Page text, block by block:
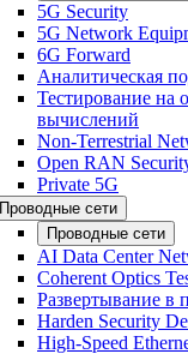
5G Security
5G Network
6G Forward
Аналитическая
Тестирование на
вычислений
Non-Terrestrial
Open RAN
Private 5G
Проводные сети
Проводные сети
AI Data Center
Coherent Optics
Развертывание в
Harden Security
High-Speed